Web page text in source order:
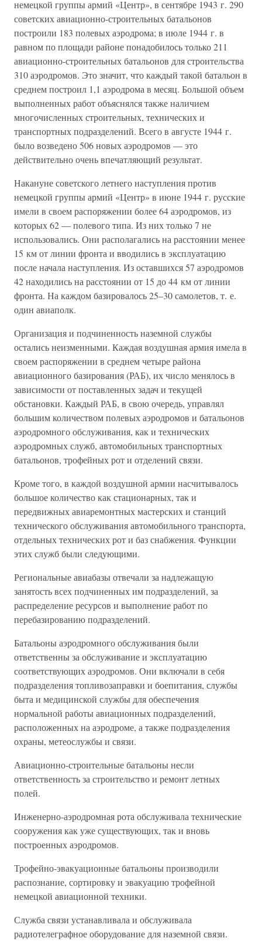
немецкой группы армий «Центр», в сентябре 1943 г. 290
советских авиационно-строительных батальонов
построили 183 полевых аэродрома; в июле 1944 г. в
равном по площади районе понадобилось только 211
авиационно-строительных батальонов для строительства
310 аэродромов. Это значит, что каждый такой батальон в
среднем построил 1,1 аэродрома в месяц. Большой объем
выполненных работ объяснялся также наличием
многочисленных строительных, технических и
транспортных подразделений. Всего в августе 1944 г.
было возведено 506 новых аэродромов — это
действительно очень впечатляющий результат.
Накануне советского летнего наступления против
немецкой группы армий «Центр» в июне 1944 г. русские
имели в своем распоряжении более 64 аэродромов, из
которых 62 — полевого типа. Из них только 7 не
использовались. Они располагались на расстоянии менее
15 км от линии фронта и вводились в эксплуатацию
после начала наступления. Из оставшихся 57 аэродромов
42 находились на расстоянии от 15 до 44 км от линии
фронта. На каждом базировалось 25–30 самолетов, т. е.
один авиаполк.
Организация и подчиненность наземной службы
остались неизменными. Каждая воздушная армия имела в
своем распоряжении в среднем четыре района
авиационного базирования (РАБ), их число менялось в
зависимости от поставленных задач и текущей
обстановки. Каждый РАБ, в свою очередь, управлял
большим количеством полевых аэродромов и батальонов
аэродромного обслуживания, как и технических
аэродромных служб, автомобильных транспортных
батальонов, трофейных рот и отделений связи.
Кроме того, в каждой воздушной армии насчитывалось
большое количество как стационарных, так и
передвижных авиаремонтных мастерских и станций
технического обслуживания автомобильного транспорта,
отдельных технических рот и баз снабжения. Функции
этих служб были следующими.
Региональные авиабазы отвечали за надлежащую
занятость всех подчиненных им подразделений, за
распределение ресурсов и выполнение работ по
перебазированию подразделений.
Батальоны аэродромного обслуживания были
ответственны за обслуживание и эксплуатацию
соответствующих аэродромов. Они включали в себя
подразделения топливозаправки и боепитания, службы
быта и медицинской службы для обеспечения
нормальной работы авиационных подразделений,
расположенных на аэродроме, а также подразделения
охраны, метеослужбы и связи.
Авиационно-строительные батальоны несли
ответственность за строительство и ремонт летных
полей.
Инженерно-аэродромная рота обслуживала технические
сооружения как уже существующих, так и вновь
построенных аэродромов.
Трофейно-эвакуационные батальоны производили
распознание, сортировку и эвакуацию трофейной
немецкой авиационной техники.
Служба связи устанавливала и обслуживала
радиотелеграфное оборудование для наземной связи.